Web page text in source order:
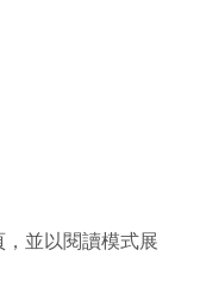
並以閱讀模式展